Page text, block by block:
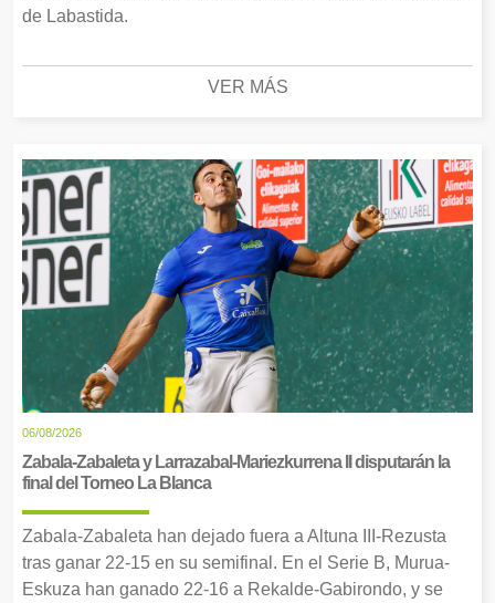
de Labastida.
VER MÁS
06/08/2026
Zabala-Zabaleta y Larrazabal-Mariezkurrena II disputarán la
final del Torneo La Blanca
Zabala-Zabaleta han dejado fuera a Altuna III-Rezusta
tras ganar 22-15 en su semifinal. En el Serie B, Murua-
Eskuza han ganado 22-16 a Rekalde-Gabirondo, y se